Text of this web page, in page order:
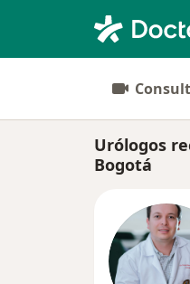
Urólogos
Bogotá